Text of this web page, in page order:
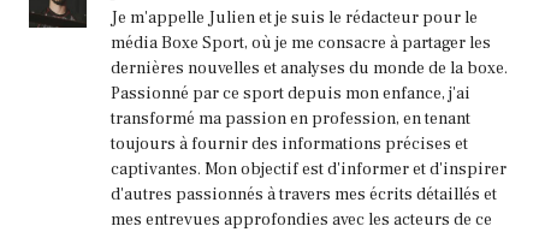
Je m'appelle Julien et je suis le rédacteur pour le
média Boxe Sport, où je me consacre à partager les
dernières nouvelles et analyses du monde de la boxe.
Passionné par ce sport depuis mon enfance, j'ai
transformé ma passion en profession, en tenant
toujours à fournir des informations précises et
captivantes. Mon objectif est d'informer et d'inspirer
d'autres passionnés à travers mes écrits détaillés et
mes entrevues approfondies avec les acteurs de ce